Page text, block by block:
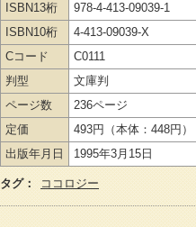
ISBN13桁
978-4-413-09039-1
ISBN10桁
4-413-09039-X
Cコード
C0111
判型
文庫判
ページ数
236ページ
定価
493円
（本体：448円）
出版年月日
1995年3月15日
タグ： ココロジー